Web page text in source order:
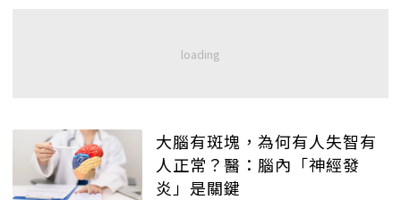
大腦有斑塊，為何有人失智有
人正常？醫：腦內「神經發
炎」是關鍵